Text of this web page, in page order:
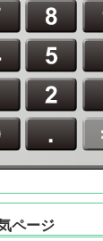
ページ